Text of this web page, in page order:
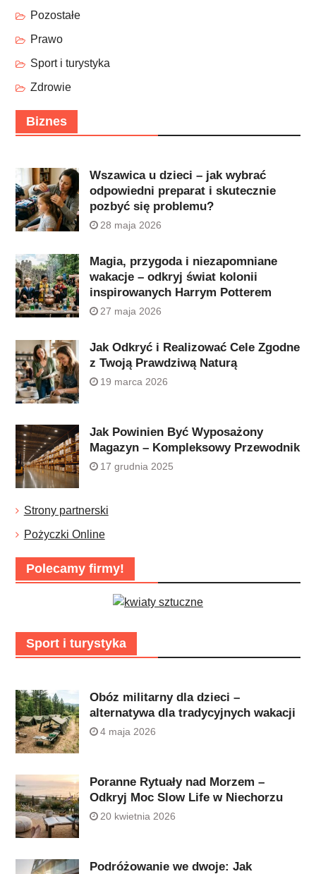
Pozostałe
Prawo
Sport i turystyka
Zdrowie
Biznes
Wszawica u dzieci – jak wybrać
odpowiedni preparat i skutecznie
pozbyć się problemu?
28 maja 2026
Magia, przygoda i niezapomniane
wakacje – odkryj świat kolonii
inspirowanych Harrym Potterem
27 maja 2026
Jak Odkryć i Realizować Cele Zgodne
z Twoją Prawdziwą Naturą
19 marca 2026
Jak Powinien Być Wyposażony
Magazyn – Kompleksowy Przewodnik
17 grudnia 2025
Strony partnerski
Pożyczki Online
Polecamy firmy!
Sport i turystyka
Obóz militarny dla dzieci –
alternatywa dla tradycyjnych wakacji
4 maja 2026
Poranne Rytuały nad Morzem –
Odkryj Moc Slow Life w Niechorzu
20 kwietnia 2026
Podróżowanie we dwoje: Jak